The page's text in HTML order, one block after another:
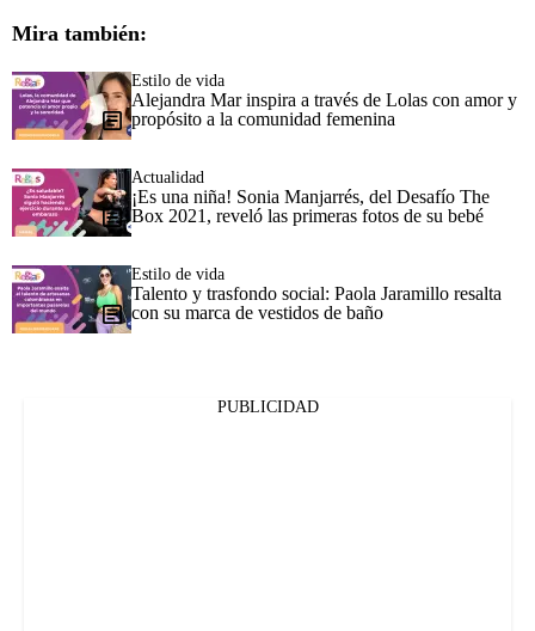
Mira también:
Estilo de vida
Alejandra Mar inspira a través de Lolas con amor y
propósito a la comunidad femenina
Actualidad
¡Es una niña! Sonia Manjarrés, del Desafío The
Box 2021, reveló las primeras fotos de su bebé
Estilo de vida
Talento y trasfondo social: Paola Jaramillo resalta
con su marca de vestidos de baño
PUBLICIDAD